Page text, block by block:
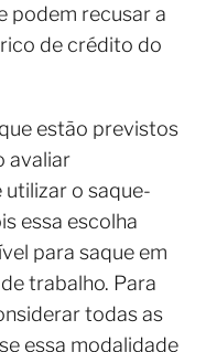
podem recusar a
de crédito do
estão previstos
avaliar
o saque-
essa escolha
para saque em
trabalho. Para
todas as
essa modalidade